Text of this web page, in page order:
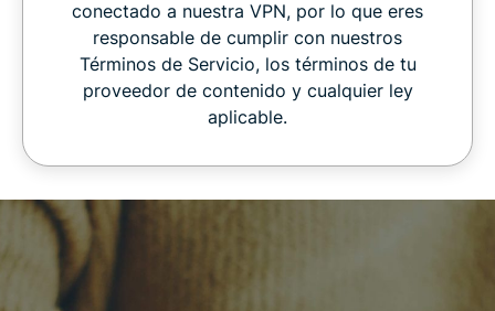
conectado a nuestra VPN, por lo que eres
responsable de cumplir con nuestros
Términos de Servicio, los términos de tu
proveedor de contenido y cualquier ley
aplicable.